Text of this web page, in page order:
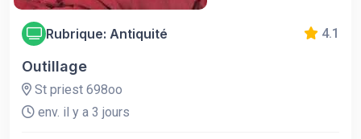
Rubrique: Antiquité 4.1
Outillage
St priest 698oo
env. il y a 3 jours